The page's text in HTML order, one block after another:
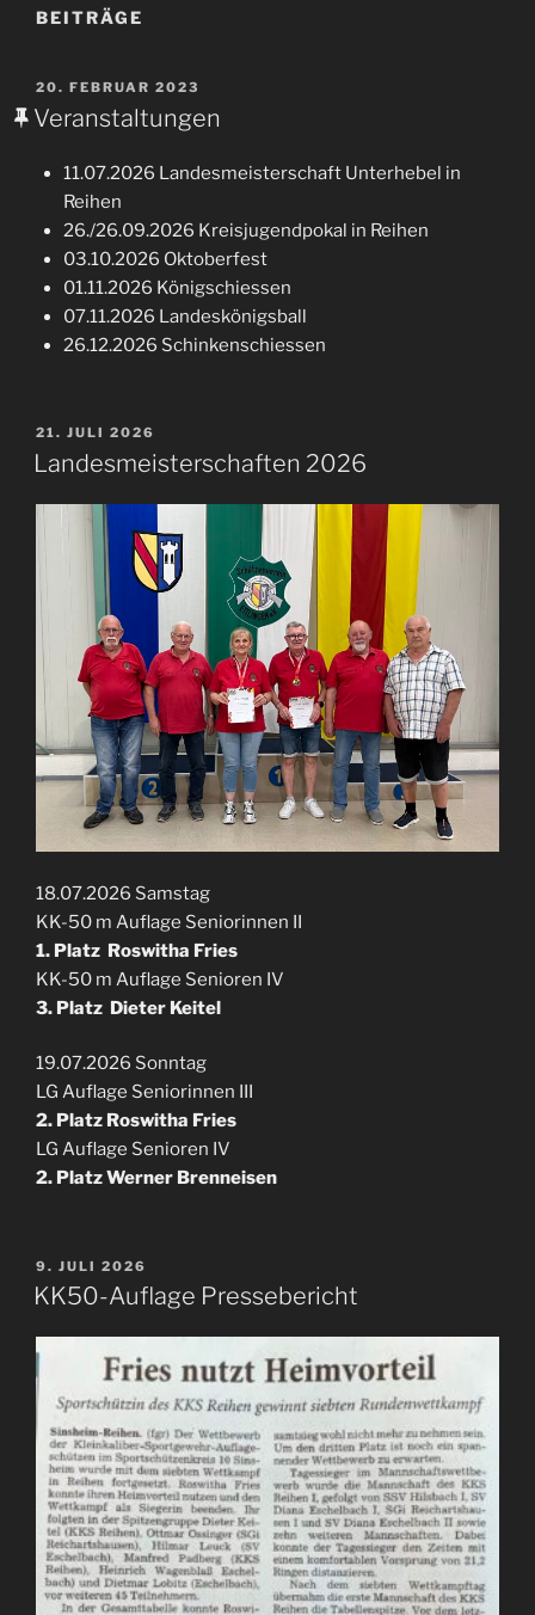
BEITRÄGE
VERÖFFENTLICHT
AM
20. FEBRUAR 2023
Veranstaltungen
11.07.2026 Landesmeisterschaft Unterhebel in
Reihen
26./26.09.2026 Kreisjugendpokal in Reihen
03.10.2026 Oktoberfest
01.11.2026 Königschiessen
07.11.2026 Landeskönigsball
26.12.2026 Schinkenschiessen
VERÖFFENTLICHT
AM
21. JULI 2026
Landesmeisterschaften 2026
18.07.2026 Samstag
KK-50 m Auflage Seniorinnen II
1. Platz Roswitha Fries
KK-50 m Auflage Senioren IV
3. Platz Dieter Keitel
19.07.2026 Sonntag
LG Auflage Seniorinnen III
2. Platz Roswitha Fries
LG Auflage Senioren IV
2. Platz Werner Brenneisen
VERÖFFENTLICHT
AM
9. JULI 2026
KK50-Auflage Pressebericht